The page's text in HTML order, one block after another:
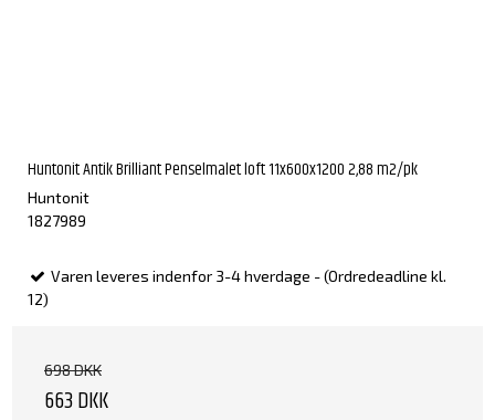
Huntonit Antik Brilliant Penselmalet loft 11x600x1200 2,88 m2/pk
Huntonit
1827989
Varen leveres indenfor 3-4 hverdage - (Ordredeadline kl.
12)
698 DKK
663 DKK